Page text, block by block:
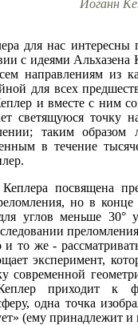
Иоганн
для нас интересны
с идеями Альхазена
направлениям из
для всех
и вместе с ним
светящуюся точку
таким
в течение
посвящена
но в
углов меньше 30°
и то же -
эксперимент,
современной
приходит к
одна точка
(ему принадлежит